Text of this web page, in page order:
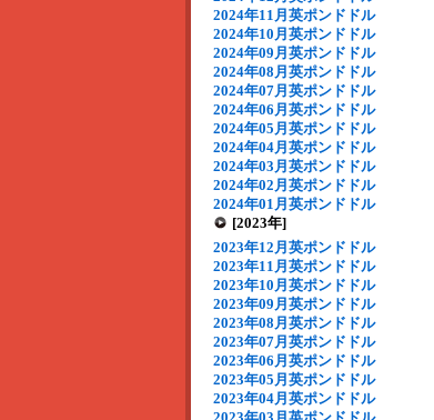
2024年11月英ポンドドル
2024年10月英ポンドドル
2024年09月英ポンドドル
2024年08月英ポンドドル
2024年07月英ポンドドル
2024年06月英ポンドドル
2024年05月英ポンドドル
2024年04月英ポンドドル
2024年03月英ポンドドル
2024年02月英ポンドドル
2024年01月英ポンドドル
[2023年]
2023年12月英ポンドドル
2023年11月英ポンドドル
2023年10月英ポンドドル
2023年09月英ポンドドル
2023年08月英ポンドドル
2023年07月英ポンドドル
2023年06月英ポンドドル
2023年05月英ポンドドル
2023年04月英ポンドドル